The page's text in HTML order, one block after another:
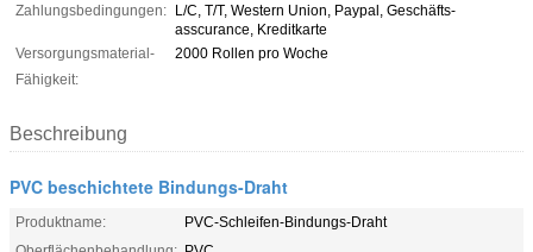
Zahlungsbedingungen: L/C, T/T, Western Union, Paypal, Geschäfts-
asscurance, Kreditkarte
Versorgungsmaterial-
Fähigkeit:
2000 Rollen pro Woche
Beschreibung
PVC beschichtete Bindungs-Draht
Produktname:
PVC-Schleifen-Bindungs-Draht